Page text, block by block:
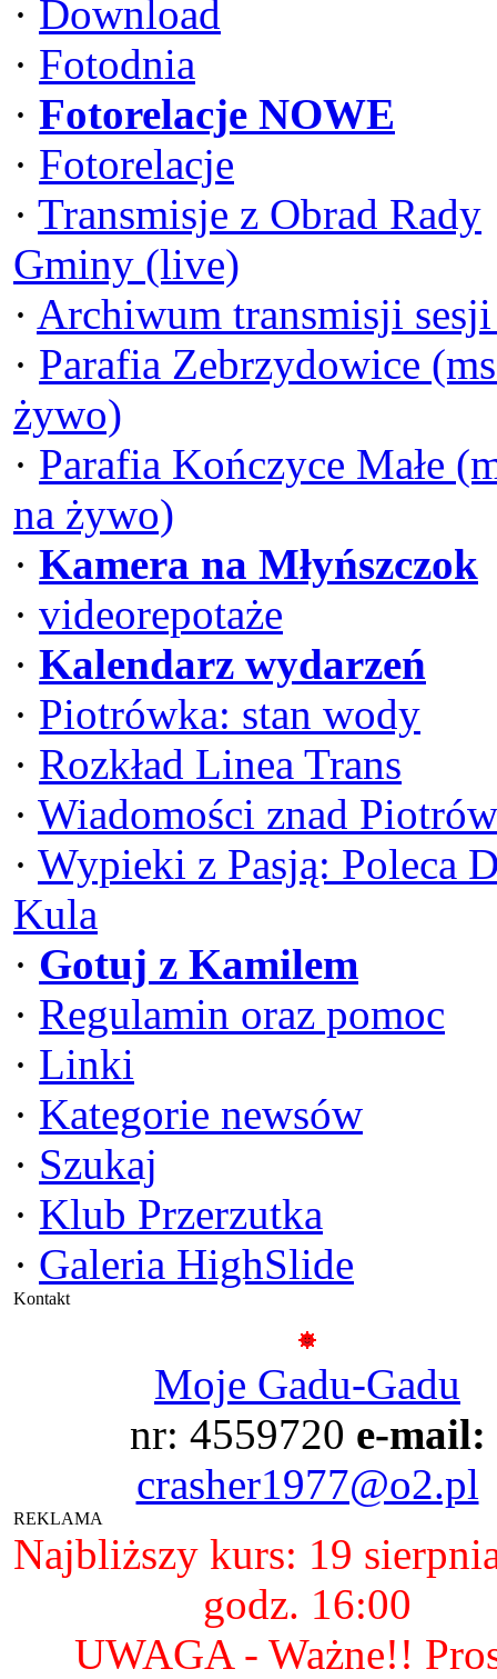
· Download
· Fotodnia
· Fotorelacje NOWE
· Fotorelacje
· Transmisje z Obrad Rady
Gminy (live)
· Archiwum transmisji
· Parafia Zebrzydowice
żywo)
· Parafia Kończyce Małe
na żywo)
· Kamera na Młyńszczok
· videorepotaże
· Kalendarz wydarzeń
· Piotrówka: stan wody
· Rozkład Linea Trans
· Wiadomości znad
· Wypieki z Pasją: Poleca
Kula
· Gotuj z Kamilem
· Regulamin oraz pomoc
· Linki
· Kategorie newsów
· Szukaj
· Klub Przerzutka
· Galeria HighSlide
Kontakt
Moje Gadu-Gadu
nr: 4559720 e-mail:
crasher1977@o2.pl
REKLAMA
Najbliższy kurs: 19
godz. 16:00
UWAGA - Ważne!!